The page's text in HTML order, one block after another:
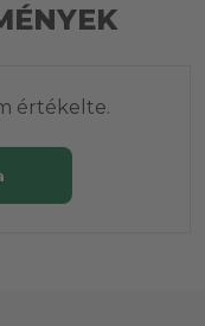
értékelte.